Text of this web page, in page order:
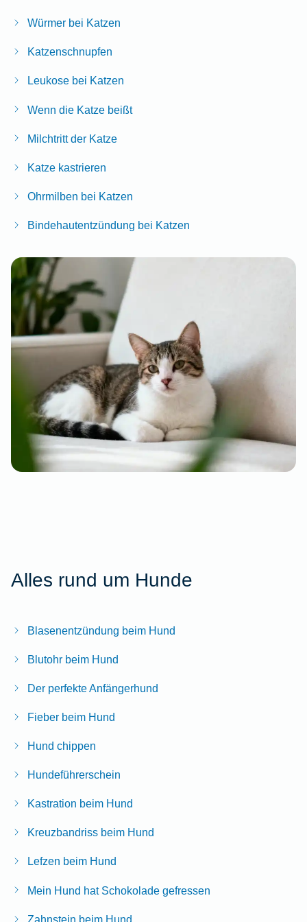
Würmer bei Katzen
Katzenschnupfen
Leukose bei Katzen
Wenn die Katze beißt
Milchtritt der Katze
Katze kastrieren
Ohrmilben bei Katzen
Bindehautentzündung bei Katzen
Alles rund um Hunde
Blasenentzündung beim Hund
Blutohr beim Hund
Der perfekte Anfängerhund
Fieber beim Hund
Hund chippen
Hundeführerschein
Kastration beim Hund
Kreuzbandriss beim Hund
Lefzen beim Hund
Mein Hund hat Schokolade gefressen
Zahnstein beim Hund